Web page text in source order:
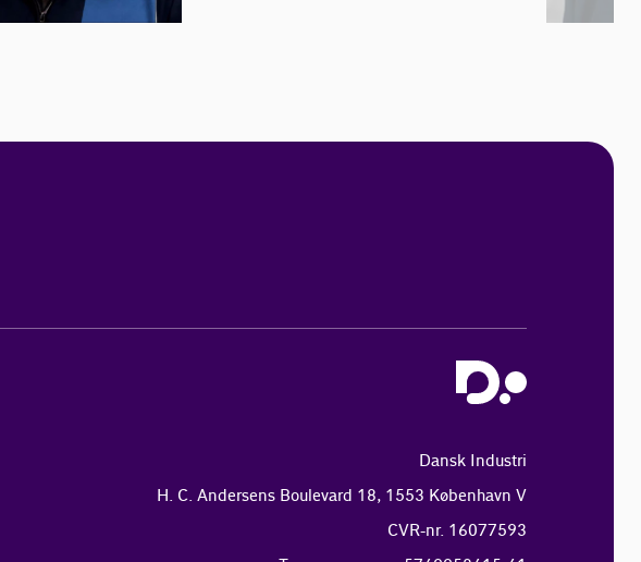
Dansk Industri
H. C. Andersens Boulevard 18, 1553 København V
CVR-nr. 16077593